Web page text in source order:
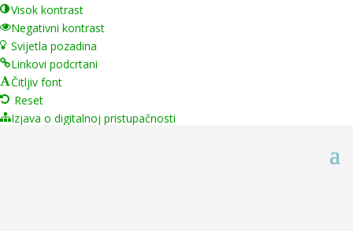
Visok kontrast
Negativni kontrast
Svijetla pozadina
Linkovi podcrtani
Čitljiv font
Reset
Izjava o digitalnoj pristupačnosti